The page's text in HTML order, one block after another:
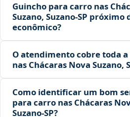
Guincho para carro nas
Suzano, Suzano‑SP
econômico?
O atendimento cobre toda
nas Chácaras Nova Suzano,
Como identificar um bom
para carro nas Chácaras
Suzano‑SP?